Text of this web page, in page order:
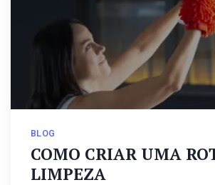
BLOG
COMO CRIAR UMA
LIMPEZA